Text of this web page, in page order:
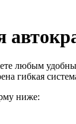
любым
гибкая
ниже: